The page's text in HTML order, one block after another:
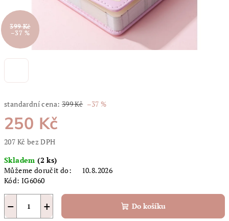
standardní cena: 399 Kč –37 %
250 Kč
207 Kč bez DPH
cena:
Skladem(2 ks)
Můžeme doručit do:
10.8.2026
Kód: IG6060
+
− Do košíku
399 Kč
–37 %